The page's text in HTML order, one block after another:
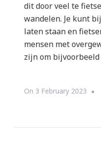
dit door veel te
wandelen. Je kunt
laten staan en
mensen met
zijn om
On 3 February 2023